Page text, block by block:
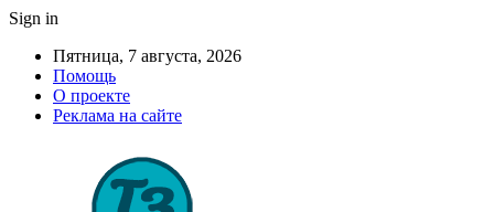
Sign in
Пятница, 7 августа, 2026
Помощь
О проекте
Реклама на сайте